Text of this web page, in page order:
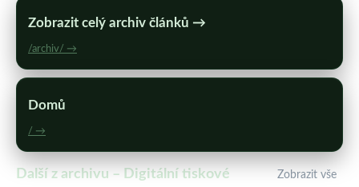
Zobrazit celý archiv článků →
/archiv/ →
Domů
/ →
Další z archivu – Digitální tiskové
Zobrazit vše